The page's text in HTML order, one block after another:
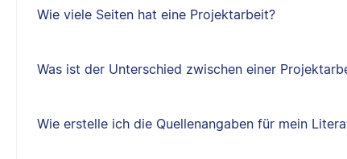
Wie viele Seiten hat eine Projektarbeit?
Was ist der Unterschied zwischen einer
Wie erstelle ich die Quellenangaben für mein